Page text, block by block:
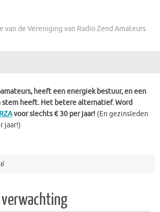
de Vereniging van Radio Zend Amateurs
heeft een energiek bestuur, en een
stem heeft. Het betere alternatief. Word
voor slechts € 30 per jaar! (En gezinsleden
jaar!)